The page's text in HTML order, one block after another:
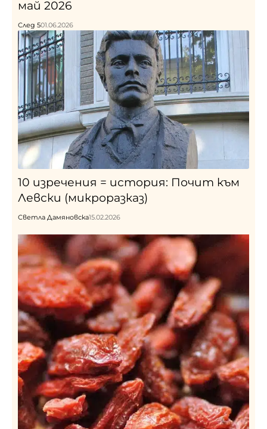
май 2026
След 501.06.2026
10 изречения = история: Почит към
Левски (микроразказ)
Светла Дамяновска15.02.2026